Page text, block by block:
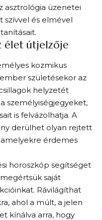
asztrológia üzenetei
szívvel és elmével
élet útjelzője
kozmikus
születésekor az
helyzetét
személyiségjegyeket,
is felvázolhatja. A
derülhet olyan rejtett
érdemes
horoszkóp segítséget
saját
Rávilágíthat
ahol a múlt, a jelen
kínálva arra, hogy